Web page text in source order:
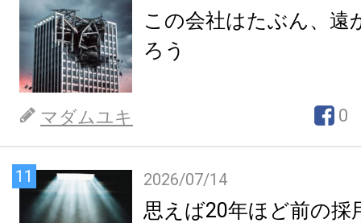
この会社はたぶん、遠
ろう
マダムユキ 0
11 2026/07/14
思えば20年ほど前の採